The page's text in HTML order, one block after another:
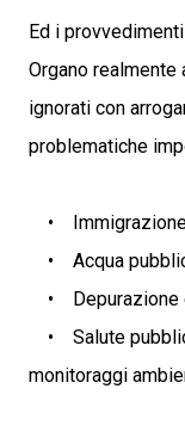
Ed i
Organo realmente
ignorati con
problematiche
•
• Acqua
• Depurazione
• Salute
monitoraggi